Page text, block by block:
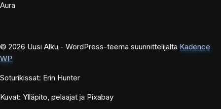
Aura
© 2026 Uusi Alku - WordPress-teema suunnittelijalta Kadence
WP
Soturikissat: Erin Hunter
Kuvat: Ylläpito, pelaajat ja Pixabay